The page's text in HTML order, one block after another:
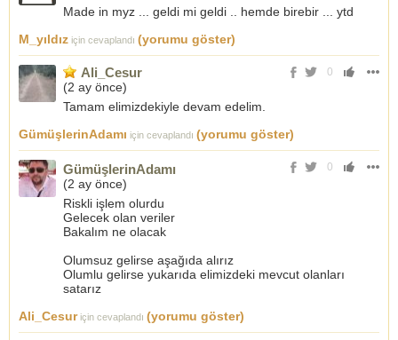
Made in myz ... geldi mi geldi .. hemde birebir ... ytd
M_yıldız için cevaplandı (yorumu göster)
0
Ali_Cesur
(2 ay önce)
Tamam elimizdekiyle devam edelim.
GümüşlerinAdamı için cevaplandı (yorumu göster)
0
GümüşlerinAdamı
(2 ay önce)
Riskli işlem olurdu
Gelecek olan veriler
Bakalım ne olacak
Olumsuz gelirse aşağıda alırız
Olumlu gelirse yukarıda elimizdeki mevcut olanları
satarız
Ali_Cesuriçin cevaplandı (yorumu göster)